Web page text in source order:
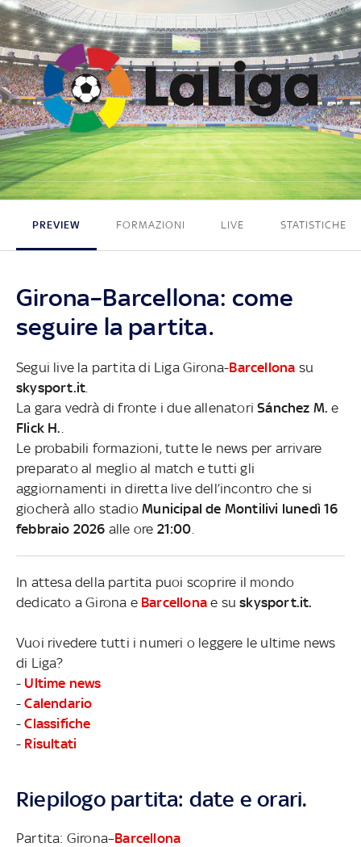
2 - 1
PREVIEW FORMAZIONI LIVE STATISTICHE
Girona–Barcellona: come
seguire la partita.
Segui live la partita di Liga Girona-Barcellona su
skysport.it
La gara vedrà di fronte i due allenatoriSánchez M. e
Flick H.
Le probabili formazioni, tutte le news per arrivare
preparato al meglio al match e tutti gli
aggiornamenti in diretta live dell’incontro che si
giocherà allo stadioMunicipal de Montilivi lunedì 16
febbraio 2026 alle ore 21:00
In attesa della partita puoi scoprire il mondo
dedicato a Girona e Barcellona e suskysport.it.
Vuoi rivedere tutti i numeri o leggere le ultime news
di Liga?
- Ultime news
-Calendario
-Classifiche
- Risultati
Riepilogo partita: date e orari.
Partita: Girona–Barcellona